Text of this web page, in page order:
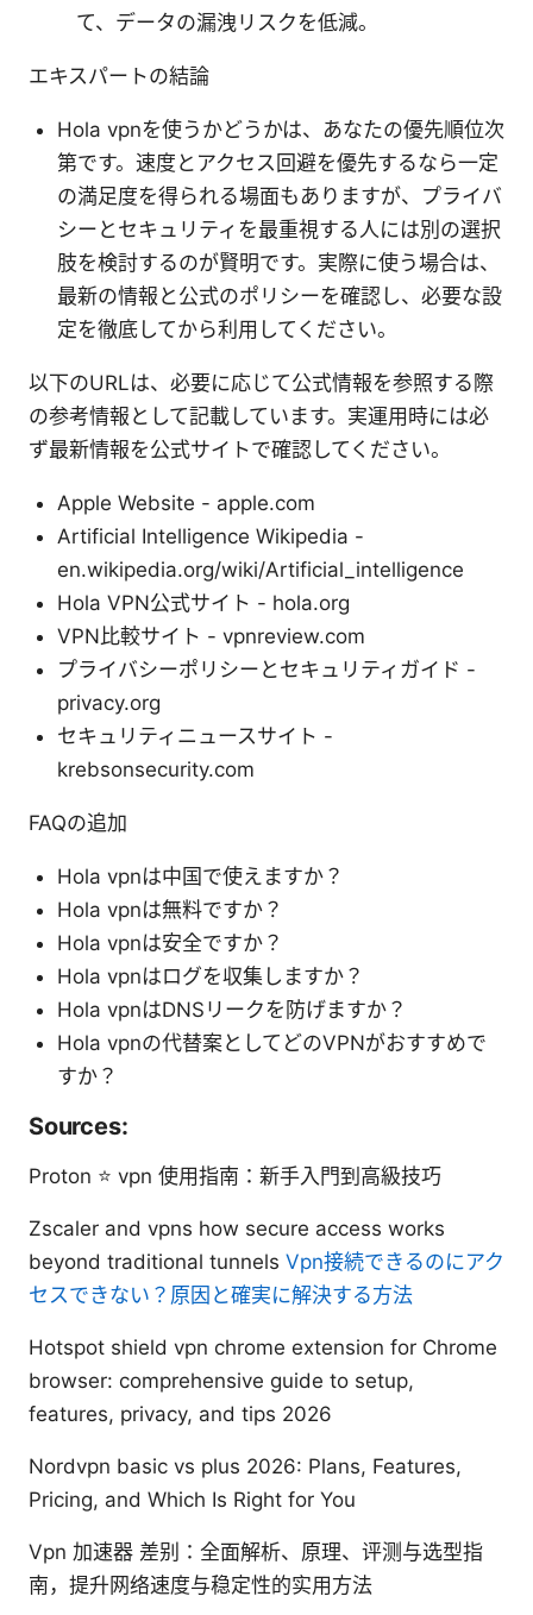
て、データの漏洩リスクを低減。
エキスパートの結論
Hola vpnを使うかどうかは、あなたの優先順位次
第です。速度とアクセス回避を優先するなら一定
の満足度を得られる場面もありますが、プライバ
シーとセキュリティを最重視する人には別の選択
肢を検討するのが賢明です。実際に使う場合は、
最新の情報と公式のポリシーを確認し、必要な設
定を徹底してから利用してください。
以下のURLは、必要に応じて公式情報を参照する際
の参考情報として記載しています。実運用時には必
ず最新情報を公式サイトで確認してください。
Apple Website - apple.com
Artificial Intelligence Wikipedia -
en.wikipedia.org/wiki/Artificial_intelligence
Hola VPN公式サイト - hola.org
VPN比較サイト - vpnreview.com
プライバシーポリシーとセキュリティガイド -
privacy.org
セキュリティニュースサイト -
krebsonsecurity.com
FAQの追加
Hola vpnは中国で使えますか？
Hola vpnは無料ですか？
Hola vpnは安全ですか？
Hola vpnはログを収集しますか？
Hola vpnはDNSリークを防げますか？
Hola vpnの代替案としてどのVPNがおすすめで
すか？
Sources:
Proton ⭐ vpn 使用指南：新手入門到高級技巧
Zscaler and vpns how secure access works
beyond traditional tunnels Vpn接続できるのにアク
セスできない？原因と確実に解決する方法
Hotspot shield vpn chrome extension for Chrome
browser: comprehensive guide to setup,
features, privacy, and tips 2026
Nordvpn basic vs plus 2026: Plans, Features,
Pricing, and Which Is Right for You
Vpn 加速器 差别：全面解析、原理、评测与选型指
南，提升网络速度与稳定性的实用方法